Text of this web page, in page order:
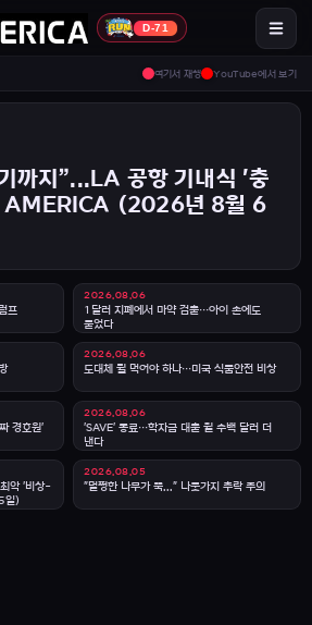
뉴스투나잇
D-71
여기서 재생 YouTube에서 보기
까지”...LA 공항 기내식 '충
AMERICA (2026년 8월 6
프
2026.08.06
1달러 지폐에서 마약 검출…아이 손에도
묻었다
2026.08.06
도대체 뭘 먹어야 하나…미국 식품안전 비상
경호원'
2026.08.06
'SAVE' 종료…학자금 대출 월 수백 달러 더
낸다
악 '비상-
일)
2026.08.05
"멀쩡한 나무가 뚝..." 나뭇가지 추락 주의